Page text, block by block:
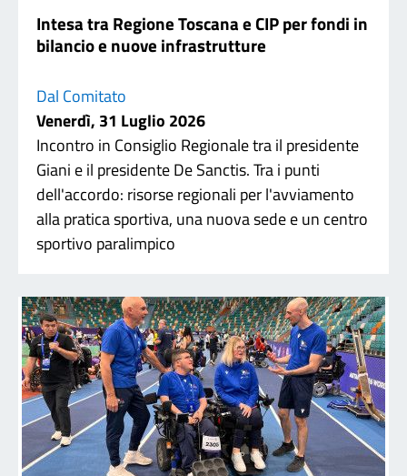
Intesa tra Regione Toscana e CIP per fondi in
bilancio e nuove infrastrutture
Dal Comitato
Venerdì, 31 Luglio 2026
Incontro in Consiglio Regionale tra il presidente
Giani e il presidente De Sanctis. Tra i punti
dell'accordo: risorse regionali per l'avviamento
alla pratica sportiva, una nuova sede e un centro
sportivo paralimpico